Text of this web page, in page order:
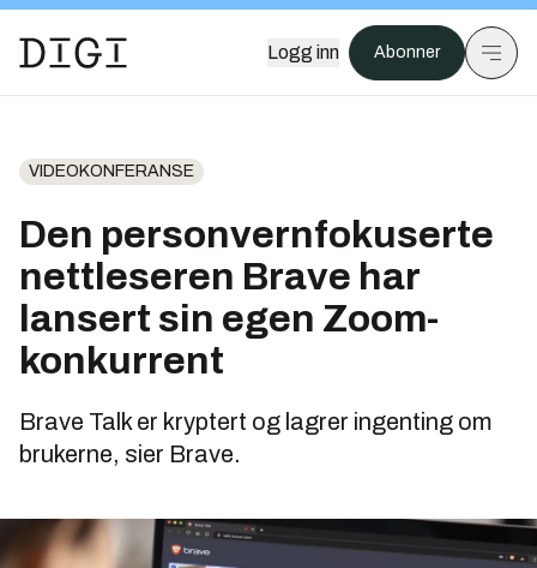
Logg inn Abonner
VIDEOKONFERANSE
Den personvernfokuserte
nettleseren Brave har
lansert sin egen Zoom-
konkurrent
Brave Talk er kryptert og lagrer ingenting om
brukerne, sier Brave.